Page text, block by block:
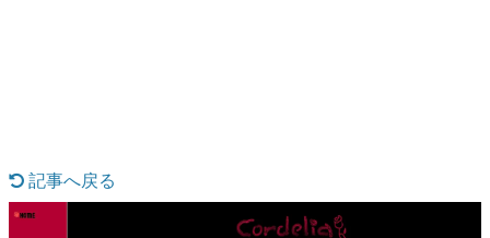
「経験値」「裏技」「ラスボス」… ゲームにまつわる言葉
の起源や用法の変遷を、コンピューター文化史研究家・タ
記事へ戻る